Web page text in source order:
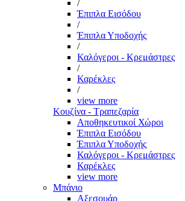
/
Έπιπλα Εισόδου
/
Έπιπλα Υποδοχής
/
Καλόγεροι - Κρεμάστρες
/
Καρέκλες
/
view more
Κουζίνα - Τραπεζαρία
Αποθηκευτικοί Χώροι
Έπιπλα Εισόδου
Έπιπλα Υποδοχής
Καλόγεροι - Κρεμάστρες
Καρέκλες
view more
Μπάνιο
Αξεσουάρ